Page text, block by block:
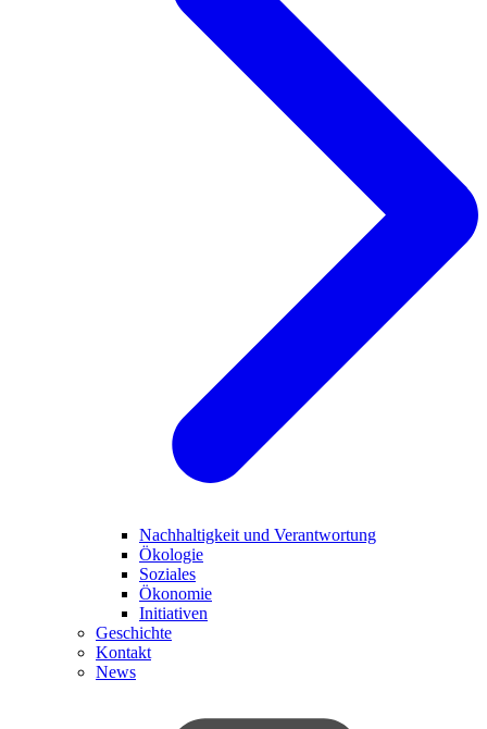
Nachhaltigkeit und Verantwortung
Ökologie
Soziales
Ökonomie
Initiativen
Geschichte
Kontakt
News